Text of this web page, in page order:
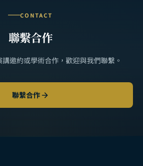
CONTACT
聯繫合作
邀約或學術合作，歡迎與我們聯繫。
聯繫合作